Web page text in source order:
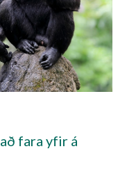
fara yfir á